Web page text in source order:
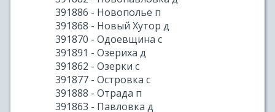
391886 - Новополье п
391868 - Новый Хутор д
391870 - Одоевщина с
391891 - Озериха д
391862 - Озерки с
391877 - Островка с
391888 - Отрада п
391863 - Павловка д